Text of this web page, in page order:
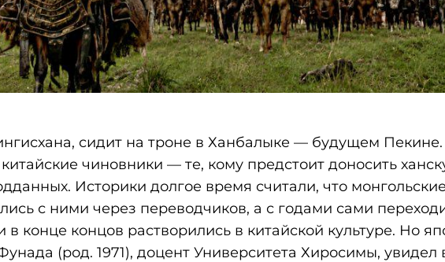
сидит на троне в Ханбалыке — будущем
чиновники — те, кому предстоит доносить
Историки долгое время считали, что монгольские
с ними через переводчиков, а с годами сами
в конце концов растворились в китайской культуре. Но
(род. 1971), доцент Университета Хиросимы, увидел